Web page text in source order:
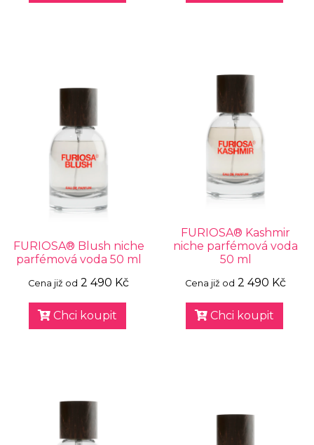
FURIOSA® Blush niche
parfémová voda 50 ml
Cena již od 2 490 Kč
Chci koupit
FURIOSA® Kashmir
niche parfémová voda
50 ml
Cena již od 2 490 Kč
Chci koupit